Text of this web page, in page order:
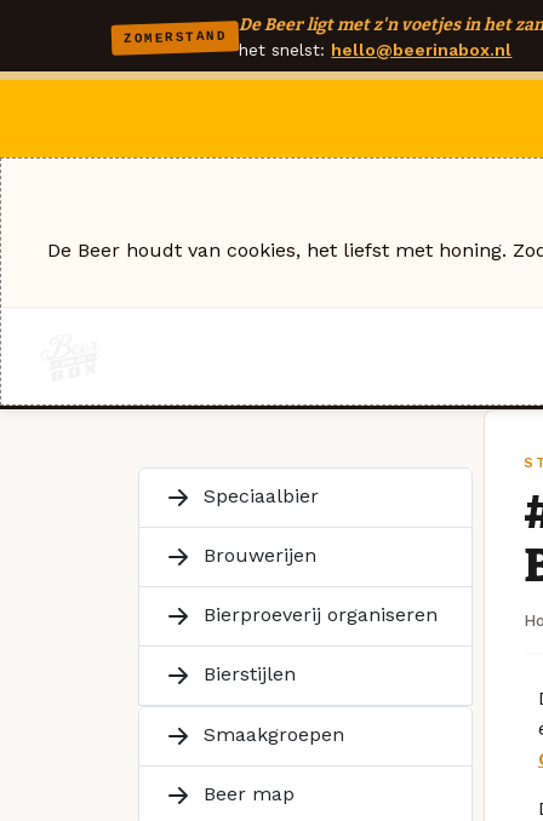
ZOMERSTAND
De Beer ligt met z'n voetjes in het
het snelst: hello@beerinabox.nl
Speciaalbier
Brouwerijen
Bierproeverij organiseren
Bierstijlen
Smaakgroepen
Beer map
De Beer houdt van cookies, het liefst met honing.